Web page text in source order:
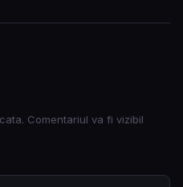
Comentariul va fi vizibil